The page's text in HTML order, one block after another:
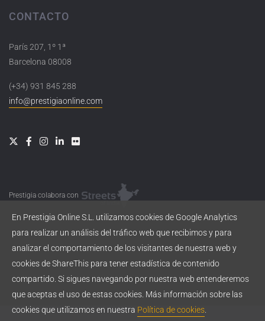
CONTACTO
París 207, 1º 1ª
Barcelona 08008
(+34) 931 845 288
info@prestigiaonline.com
Prestigia colabora con
En Prestigia Online S.L. utilizamos cookies de Google Analytics
para realizar un análisis del tráfico web que recibimos y para
analizar el comportamiento de los visitantes de nuestra web y
cookies de ShareThis para tener estadística de contenido
compartido. Si sigues navegando por nuestra web entenderemos
que aceptas el uso de estas cookies. Más información sobre las
cookies que utilizamos en nuestra Política de cookies